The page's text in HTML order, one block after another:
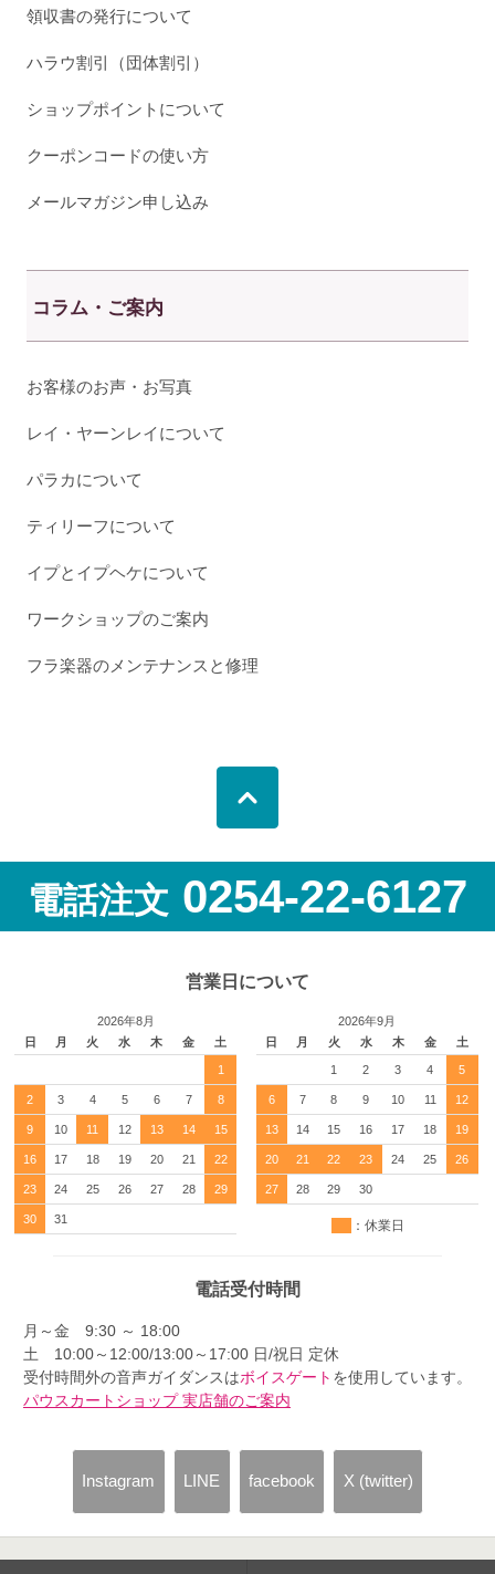
領収書の発行について
ハラウ割引（団体割引）
ショップポイントについて
クーポンコードの使い方
メールマガジン申し込み
コラム・ご案内
お客様のお声・お写真
レイ・ヤーンレイについて
パラカについて
ティリーフについて
イプとイプヘケについて
ワークショップのご案内
フラ楽器のメンテナンスと修理
電話注文 0254-22-6127
営業日について
2026年8月
日
月 火 水 木 金 土
1
2 3 4 5 6 7 8
9 10 11 12 13 14 15
16 17 18 19 20 21 22
23 24 25 26 27 28 29
30 31
2026年9月
日
月 火 水 木 金 土
1 2 3 4 5
6 7 8 9 10 11 12
13 14 15 16 17 18 19
20 21 22 23 24 25 26
27 28 29 30
：休業日
電話受付時間
月～金 9:30 ～ 18:00
土 10:00～12:00/13:00～17:00 日/祝日 定休
受付時間外の音声ガイダンスはボイスゲート を使用しています。
パウスカートショップ 実店舗のご案内
Instagram LINE facebook X (twitter)